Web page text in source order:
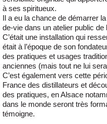
à ses spiritueux.
Il a eu la chance de démarrer
de-vie dans un atelier public
C’était une installation qui
était à l’époque de son
des pratiques et usages
anciennes (mais tout ne lui
C’est également vers cette
France des distillateurs et
des pratiques, en Alsace
dans le monde seront très
témoigne.